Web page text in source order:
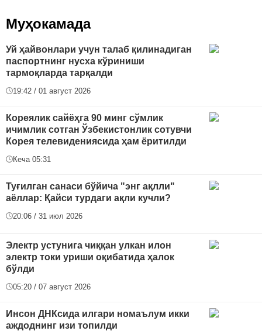
Муҳокамада
Уй ҳайвонлари учун талаб қилинадиган
паспортнинг нусха кўриниши
тармоқларда тарқалди
19:42 / 01 август 2026
Кореялик сайёҳга 90 минг сўмлик
ичимлик сотган Ўзбекистонлик сотувчи
Корея телевидениясида ҳам ёритилди
Кеча 05:31
Туғилган санаси бўйича "энг ақлли"
аёллар: Қайси турдаги ақли кучли?
20:06 / 31 июл 2026
Электр устунига чиққан улкан илон
электр токи уриши оқибатида ҳалок
бўлди
05:20 / 07 август 2026
Инсон ДНКсида илгари номаълум икки
аждоднинг изи топилди